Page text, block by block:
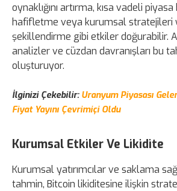
oynaklığını artırma, kısa vadeli piyasa
hafifletme veya kurumsal stratejileri
şekillendirme gibi etkiler doğurabilir.
analizler ve cüzdan davranışları bu
oluşturuyor.
İlginizi Çekebilir:Uranyum Piyasası
Fiyat Yayını Çevrimiçi Oldu
Kurumsal Etkiler Ve Likidite
Kurumsal yatırımcılar ve saklama
tahmin, Bitcoin likiditesine ilişkin